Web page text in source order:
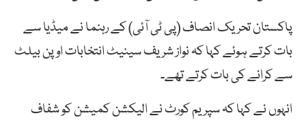
پاکستان تحریک انصاف (پی ٹی آئی) کے رہنما نے میڈیا سے
بات کرتے ہوئے کہا کہ نواز شریف سینیٹ انتخابات اوپن بیلٹ
سے کرانے کی بات کرتے تھے۔
انہوں نے کہا کہ سپریم کورٹ نے الیکشن کمیشن کو شفاف